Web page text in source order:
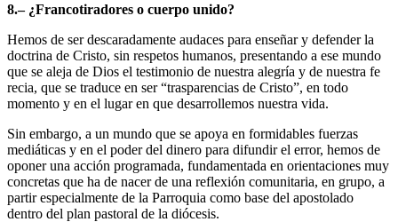
8.– ¿Francotiradores o cuerpo unido?
Hemos de ser descaradamente audaces para enseñar y defender la
doctrina de Cristo, sin respetos humanos, presentando a ese mundo
que se aleja de Dios el testimonio de nuestra alegría y de nuestra fe
recia, que se traduce en ser “trasparencias de Cristo”, en todo
momento y en el lugar en que desarrollemos nuestra vida.
Sin embargo, a un mundo que se apoya en formidables fuerzas
mediáticas y en el poder del dinero para difundir el error, hemos de
oponer una acción programada, fundamentada en orientaciones muy
concretas que ha de nacer de una reflexión comunitaria, en grupo, a
partir especialmente de la Parroquia como base del apostolado
dentro del plan pastoral de la diócesis.